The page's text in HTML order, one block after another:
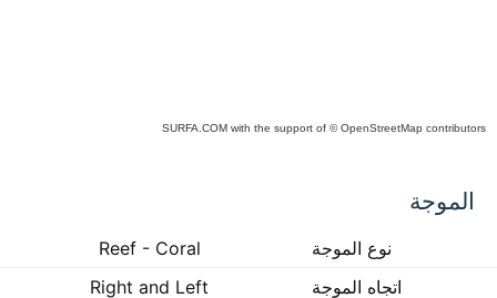
SURFA.COM with the support of © OpenStreetMap contributors
الموجة
نوع الموجة
Reef - Coral
اتجاه الموجة
Right and Left